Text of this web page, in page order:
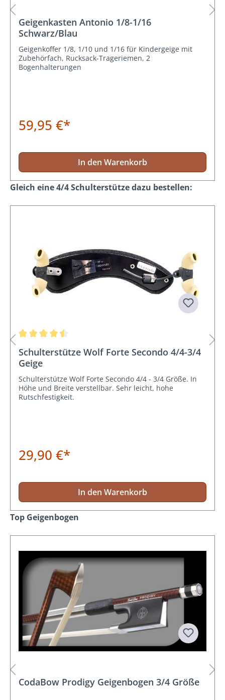
Geigenkasten Antonio 1/8-1/16
Schwarz/Blau
Geigenkoffer 1/8, 1/10 und 1/16 für Kindergeige mit
Zubehörfach, Rucksack-Trageriemen, 2
Bogenhalterungen
59,95 €*
In den Warenkorb
Produktgalerie überspringen
Gleich eine 4/4 Schulterstütze dazu bestellen:
Schulterstütze Wolf Forte Secondo 4/4-3/4
Geige
Schulterstütze Wolf Forte Secondo 4/4 - 3/4 Größe. In
Höhe und Breite verstellbar. Sehr leicht, hohe
Rutschfestigkeit.
29,90 €*
In den Warenkorb
Produktgalerie überspringen
Top Geigenbogen
CodaBow Prodigy Geigenbogen 3/4 Größe